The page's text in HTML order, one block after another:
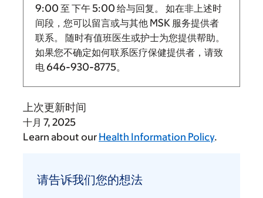
9:00 至 下午 5:00 给与回复。
如在非上述时
间段，您可以留言或与其他 MSK 服务提供者
联系。 随时有值班医生或护士为您提供帮助。
如果您不确定如何联系医疗保健提供者，请致
电646-930-8775。
上次更新时间
十月 7, 2025
Learn about our Health Information Policy.
告
请告诉我们您的想法